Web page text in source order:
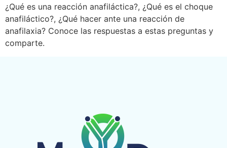
¿Qué es una reacción anafiláctica?, ¿Qué es el choque
anafiláctico?, ¿Qué hacer ante una reacción de
anafilaxia? Conoce las respuestas a estas preguntas y
comparte.